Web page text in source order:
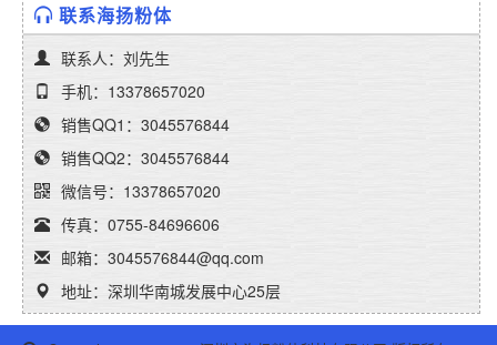
联系海扬粉体
联系人：刘先生
手机：13378657020
销售QQ1：3045576844
销售QQ2：3045576844
微信号：13378657020
传真：0755-84696606
邮箱：3045576844@qq.com
地址：深圳华南城发展中心25层